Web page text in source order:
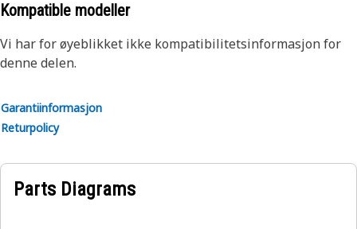
Kompatible modeller
Vi har for øyeblikket ikke kompatibilitetsinformasjon for
denne delen.
Garantiinformasjon
Returpolicy
Parts Diagrams